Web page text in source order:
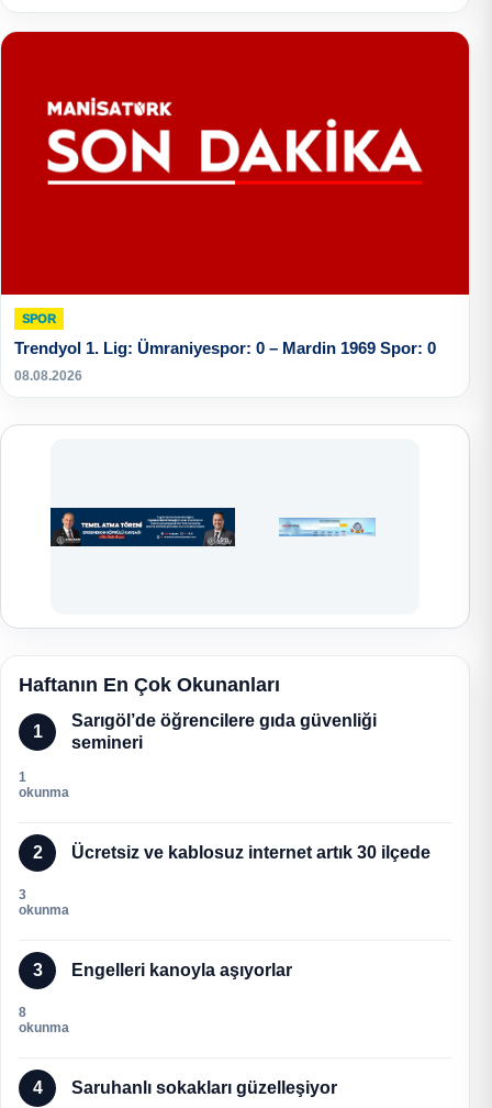
SPOR
Trendyol 1. Lig: Ümraniyespor: 0 – Mardin 1969 Spor: 0
08.08.2026
Haftanın En Çok Okunanları
1
Sarıgöl’de öğrencilere gıda güvenliği
semineri
1
okunma
2 Ücretsiz ve kablosuz internet artık 30 ilçede
3
okunma
3 Engelleri kanoyla aşıyorlar
8
okunma
4 Saruhanlı sokakları güzelleşiyor